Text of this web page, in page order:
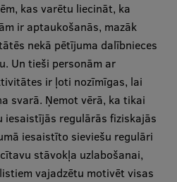
kas varētu liecināt, ka
ir aptaukošanās, mazāk
nekā pētījuma dalībnieces
Un tieši personām ar
ir ļoti nozīmīgas, lai
svarā. Ņemot vērā, ka tikai
regulārās fiziskajās
iesaistīto sieviešu regulāri
stāvokļa uzlabošanai,
vajadzētu motivēt visas